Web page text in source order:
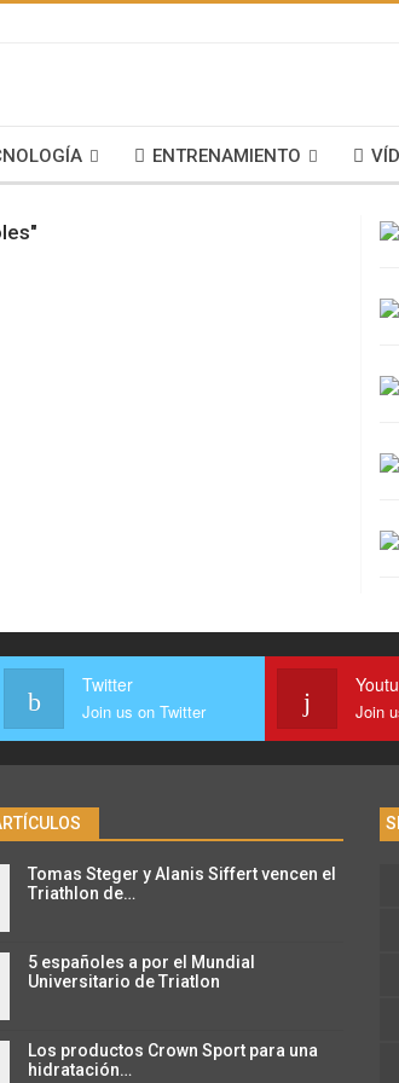
ENTRENAMIENTO
Twitter
Join us on Twitter Join
Tomas Steger y Alanis Siffert vencen el
Triathlon de…
5 españoles a por el Mundial
Universitario de Triatlon
Los productos Crown Sport para una
hidratación…